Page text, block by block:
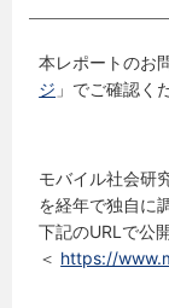
本レポートのお
ジ 」でご確認く
モバイル社会研
を経年で独自に
下記のURLで公
＜ https://